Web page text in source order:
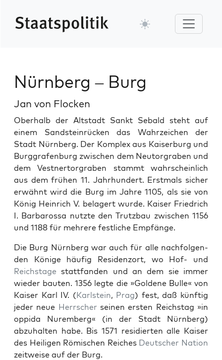
Nürnberg – Burg
Jan von Flocken
Ober­halb der Alt­stadt Sankt Sebald ste­ht auf
einem Sand­stein­rück­en das Wahrze­ichen der
Stadt Nürn­berg. Der Kom­plex aus Kaiser­burg und
Burggrafen­burg zwis­chen dem Neu­tor­graben und
dem Vest­ner­tor­graben stammt wahrschein­lich
aus dem frühen 11. Jahrhun­dert. Erst­mals sich­er
erwäh­nt wird die Burg im Jahre 1105, als sie von
König Hein­rich V. belagert wurde. Kaiser Friedrich
I. Bar­barossa nutzte den Trutzbau zwis­chen 1156
und 1188 für mehrere fes­tliche Empfänge.
Die Burg Nürn­berg war auch für alle nach­fol­gen­
den Könige häu­fig Res­i­den­zort, wo Hof- und
Reich­stage stat­tfan­den und an dem sie immer
wieder baut­en. 1356 legte die »Gold­ene Bulle« von
Kaiser Karl IV. (Karl­stein, Prag) fest, daß kün­ftig
jed­er neue Herrsch­er seinen ersten Reich­stag »in
opp­i­da Nurem­berg« (in der Stadt Nürn­berg)
abzuhal­ten habe. Bis 1571 resi­dierten alle Kaiser
des Heili­gen Römis­chen Reich­es Deutsch­er Nation
zeitweise auf der Burg.